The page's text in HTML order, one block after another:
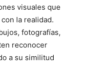
visuales que
la realidad.
fotografías,
reconocer
a su similitud